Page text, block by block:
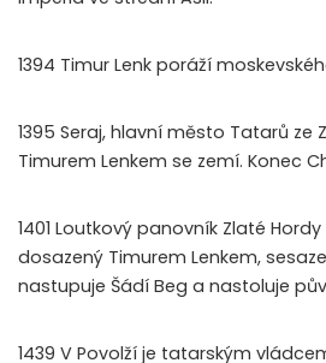
1394 Timur Lenk poráží
1395 Seraj, hlavní město Tatarů ze
Timurem Lenkem se zemí. Konec
1401 Loutkový panovník Zlaté
dosazený Timurem Lenkem,
nastupuje Šádí Beg a nastoluje
1439 V Povolží je tatarským